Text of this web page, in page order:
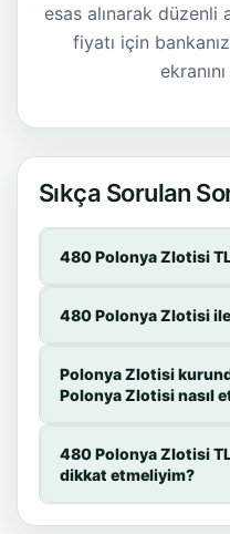
esas alınarak düzenli
fiyatı için
Sıkça Sorulan
480 Polonya Zlotisi
480 Polonya Zlotisi
Polonya Zlotisi
Polonya Zlotisi nasıl
480 Polonya Zlotisi
dikkat etmeliyim?